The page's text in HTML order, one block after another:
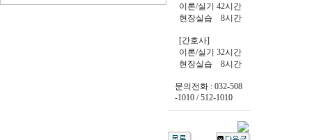
이론/실기 42시간
현장실습 8시간
[간호사]
이론/실기 32시간
현장실습 8시간
문의전화 : 032-508
-1010 / 512-1010